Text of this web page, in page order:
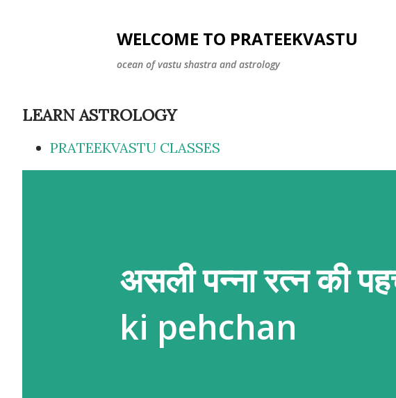
WELCOME TO PRATEEKVASTU
ocean of vastu shastra and astrology
LEARN ASTROLOGY
PRATEEKVASTU CLASSES
असली पन्ना रत्न की
ki pehchan